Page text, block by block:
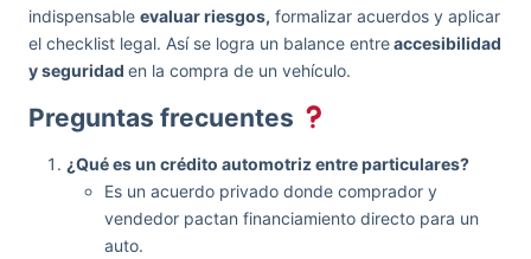
indispensable evaluar riesgos, formalizar acuerdos y aplicar
el checklist legal. Así se logra un balance entreaccesibilidad
y seguridad en la compra de un vehículo.
Preguntas frecuentes
¿Qué es un crédito automotriz entre particulares?
Es un acuerdo privado donde comprador y
vendedor pactan financiamiento directo para un
auto.